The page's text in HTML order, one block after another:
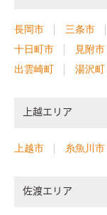
長岡市 三条市
十日町市
見附市
出雲崎町
湯沢町
上越エリア
上越市 糸魚川市
佐渡エリア